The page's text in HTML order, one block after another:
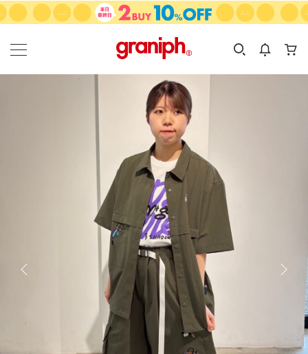
カテゴリーから探す
KIDS
カテゴリ
サイズ